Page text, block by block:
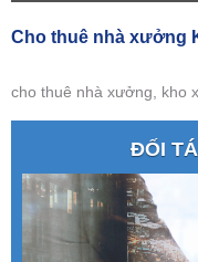
Cho thuê nhà xưởng
cho thuê nhà xưởng, kho
ĐỐI